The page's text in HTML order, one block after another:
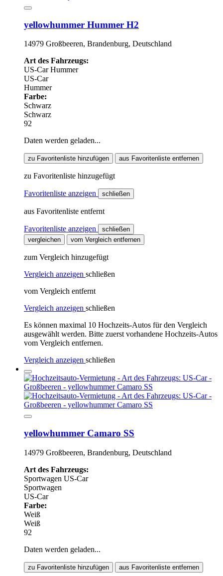
yellowhummer Hummer H2
14979 Großbeeren, Brandenburg, Deutschland
Art des Fahrzeugs:
US-CarHummer
US-Car
Hummer
Farbe:
Schwarz
Schwarz
92
Daten werden geladen...
zu Favoritenliste hinzufügen aus Favoritenliste entfernen
zu Favoritenliste hinzugefügt
Favoritenliste anzeigen schließen
aus Favoritenliste entfernt
Favoritenliste anzeigen
schließen
vergleichen
vom Vergleich entfernen
zum Vergleich hinzugefügt
Vergleich anzeigen schließen
vom Vergleich entfernt
Vergleich anzeigen schließen
Es können maximal 10 Hochzeits-Autos für den Vergleich
ausgewählt werden. Bitte zuerst vorhandene Hochzeits-Autos
vom Vergleich entfernen.
Vergleich anzeigen schließen
yellowhummer Camaro SS
14979 Großbeeren, Brandenburg, Deutschland
Art des Fahrzeugs:
Sportwagen US-Car
Sportwagen
US-Car
Farbe:
Weiß
Weiß
92
Daten werden geladen...
zu Favoritenliste hinzufügen aus Favoritenliste entfernen